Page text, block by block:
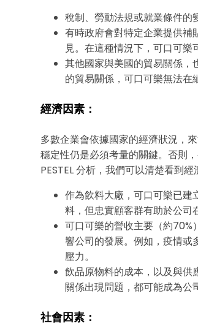
此eddx
若你尚未安裝
你也可以從
稅制、勞動法規或就業條件的
有時政府會對特定企業提供補
見。在這種情況下，可口可樂
其他國家與美國的貿易關係，
的貿易關係，可口可樂無法在
經濟因素：
多數企業會依據國家的經濟狀況，
穩定性仍是必須考量的關鍵。否則
PESTEL 分析，我們可以清楚看到
作為飲料大廠，可口可樂已建
料，但忠實顧客群有助於公司
可口可樂的營收主要（約70%
響公司的發展。例如，疫情或
壓力。
飲品原物料的成本，以及與供
關係出現問題，都可能成為公
社會因素：